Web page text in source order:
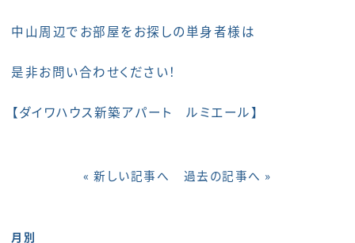
中山周辺でお部屋をお探しの単身者様は
是非お問い合わせください！
【ダイワハウス新築アパート ルミエール】
« 新しい記事へ 過去の記事へ »
月別